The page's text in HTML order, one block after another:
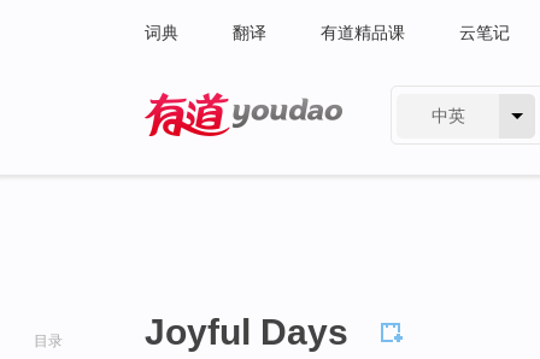
词典 翻译 有道精品课 云笔记
中英
目录 Joyful Days